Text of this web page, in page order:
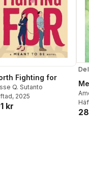
Fighting for
Q. Sutanto
, 2025
kr